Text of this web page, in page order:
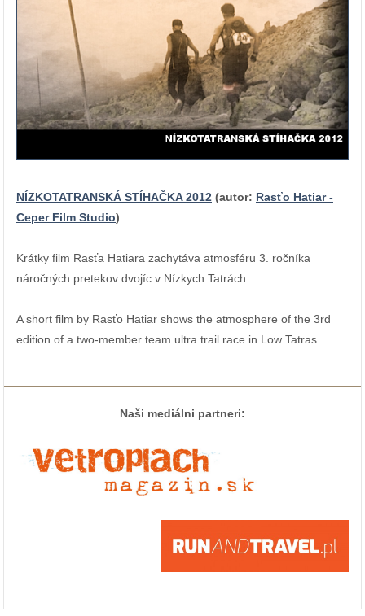
NÍZKOTATRANSKÁ STÍHAČKA 2012 (autor: Rasťo Hatiar -
Ceper Film Studio)
Krátky film Rasťa Hatiara zachytáva atmosféru 3. ročníka
náročných pretekov dvojíc v Nízkych Tatrách.
A short film by Rasťo Hatiar shows the atmosphere of the 3rd
edition of a two-member team ultra trail race in Low Tatras.
Naši mediálni partneri: